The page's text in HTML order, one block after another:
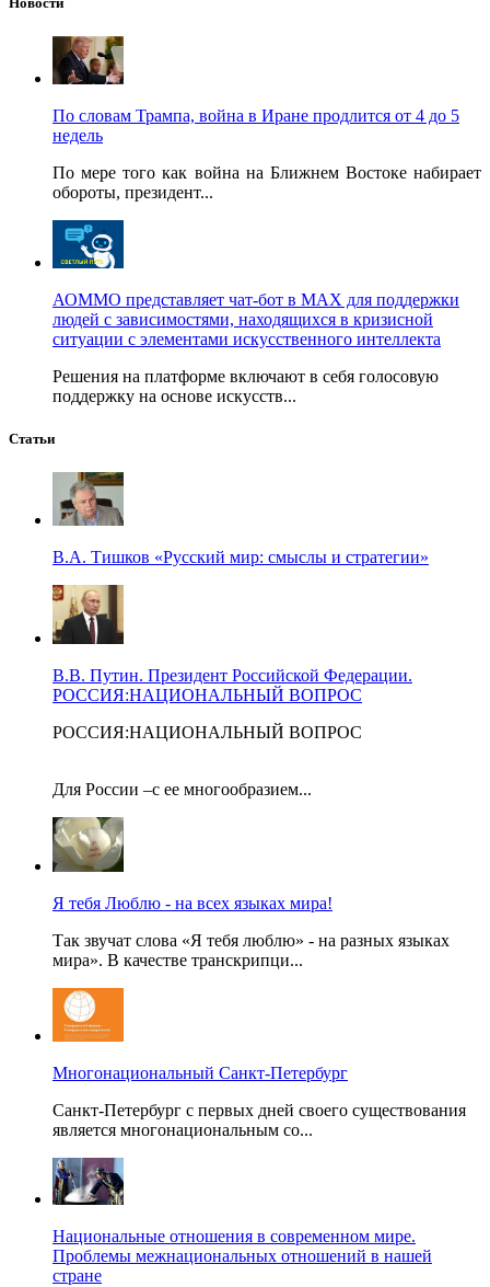
По словам Трампа, война в Иране продлится от 4 до 5
недель
По мере того как война на Ближнем Востоке набирает
обороты, президент...
АОММО представляет чат-бот в MAX для поддержки
людей с зависимостями, находящихся в кризисной
ситуации с элементами искусственного интеллекта
Решения на платформе включают в себя голосовую
поддержку на основе искусств...
Статьи
В.А. Тишков «Русский мир: смыслы и стратегии»
В.В. Путин. Президент Российской Федерации.
РОССИЯ:НАЦИОНАЛЬНЫЙ ВОПРОС
РОССИЯ:НАЦИОНАЛЬНЫЙ ВОПРОС
Для России –с ее многообразием...
Я тебя Люблю - на всех языках мира!
Так звучат слова «Я тебя люблю» - на разных языках
мира». В качестве транскрипци...
Многонациональный Санкт-Петербург
Санкт-Петербург с первых дней своего существования
является многонациональным со...
Национальные отношения в современном мире.
Проблемы межнациональных отношений в нашей
стране